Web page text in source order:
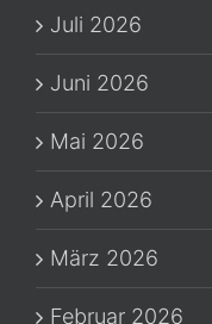
Juli 2026
Juni 2026
Mai 2026
April 2026
März 2026
Februar 2026